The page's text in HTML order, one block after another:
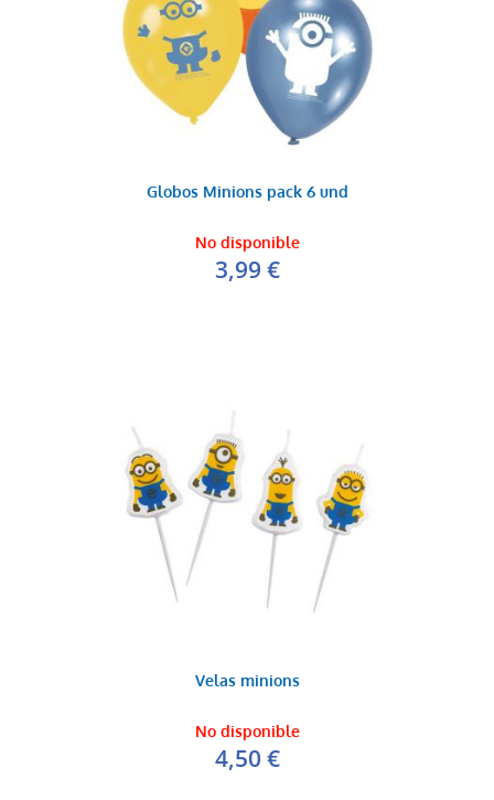
Globos Minions pack 6 und
No disponible
3,99 €
Velas minions
No disponible
4,50 €